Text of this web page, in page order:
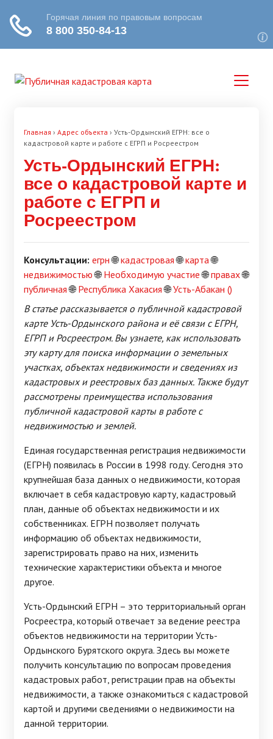
Главная › Адрес объекта › Усть-Ордынский ЕГРН: все о
кадастровой карте и работе с ЕГРП и Росреестром
Усть-Ордынский ЕГРН:
все о кадастровой карте и
работе с ЕГРП и
Росреестром
Консультации: егрн🌐кадастровая🌐карта🌐
недвижимостью🌐Необходимую участие🌐правах🌐
публичная🌐Республика Хакасия🌐Усть-Абакан ()
В статье рассказывается о публичной кадастровой
карте Усть-Ордынского района и её связи с ЕГРН,
ЕГРП и Росреестром. Вы узнаете, как использовать
эту карту для поиска информации о земельных
участках, объектах недвижимости и сведениях из
кадастровых и реестровых баз данных. Также будут
рассмотрены преимущества использования
публичной кадастровой карты в работе с
недвижимостью и землей.
Единая государственная регистрация недвижимости
(ЕГРН) появилась в России в 1998 году. Сегодня это
крупнейшая база данных о недвижимости, которая
включает в себя кадастровую карту, кадастровый
план, данные об объектах недвижимости и их
собственниках. ЕГРН позволяет получать
информацию об объектах недвижимости,
зарегистрировать право на них, изменить
технические характеристики объекта и многое
другое.
Усть-Ордынский ЕГРН – это территориальный орган
Росреестра, который отвечает за ведение реестра
объектов недвижимости на территории Усть-
Ордынского Бурятского округа. Здесь вы можете
получить консультацию по вопросам проведения
кадастровых работ, регистрации прав на объекты
недвижимости, а также ознакомиться с кадастровой
картой и другими сведениями о недвижимости на
данной территории.